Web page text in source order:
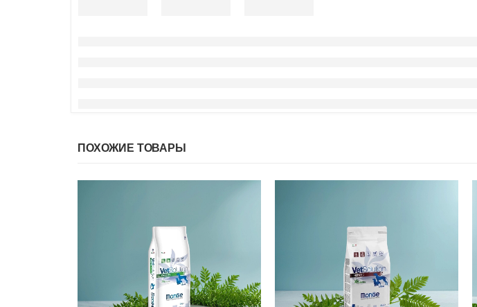
ПОХОЖИЕ ТОВАРЫ